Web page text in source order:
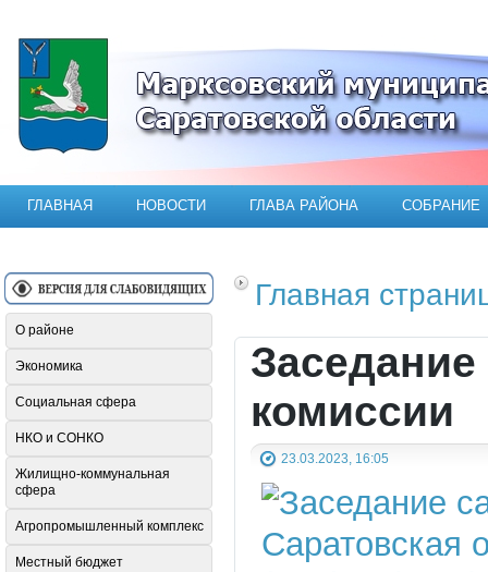
Официальный сайт Марксовского
ГЛАВНАЯ НОВОСТИ ГЛАВА РАЙОНА СОБРАНИЕ
Главная
комиссии
23.03.2023, 16:05
О районе
Экономика
Социальная сфера
НКО и СОНКО
Жилищно-коммунальная
сфера
Агропромышленный комплекс
Местный бюджет